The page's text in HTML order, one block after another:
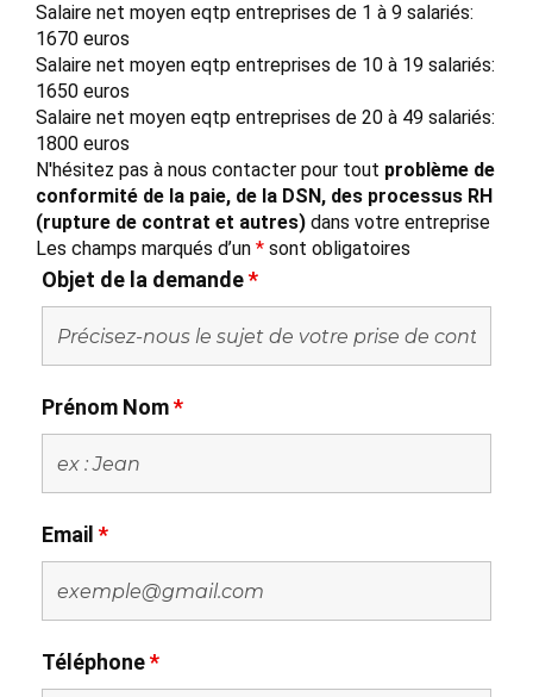
Salaire net moyen eqtp entreprises de 1 à 9 salariés:
1670 euros
Salaire net moyen eqtp entreprises de 10 à 19 salariés:
1650 euros
Salaire net moyen eqtp entreprises de 20 à 49 salariés:
1800 euros
N'hésitez pas à nous contacter pour tout problème de
conformité de la paie, de la DSN, des processus RH
(rupture de contrat et autres) dans votre entreprise
Les champs marqués d’un * sont obligatoires
Objet de la demande*
Prénom Nom*
Email *
Téléphone*